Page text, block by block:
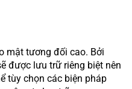
mật tương đối cao. Bởi
được lưu trữ riêng biệt nên
tùy chọn các biện pháp